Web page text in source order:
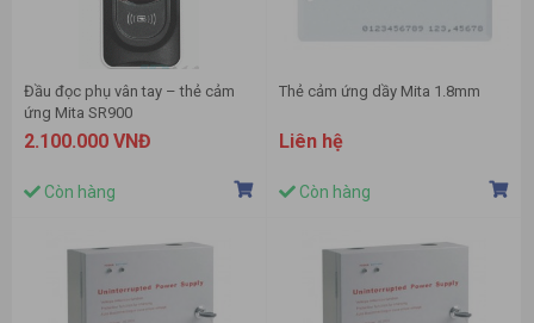
Đầu đọc phụ vân tay – thẻ cảm
ứng Mita SR900
2.100.000 VNĐ
Còn hàng
Thẻ cảm ứng dầy Mita 1.8mm
Liên hệ
Còn hàng